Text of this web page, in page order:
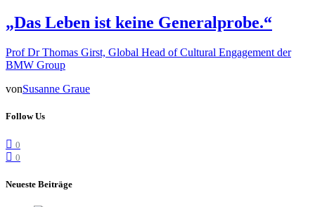
„Das Leben ist keine Generalprobe.“
Prof Dr Thomas Girst, Global Head of Cultural Engagement der
BMW Group
vonSusanne Graue
Follow Us
0
0
Neueste Beiträge